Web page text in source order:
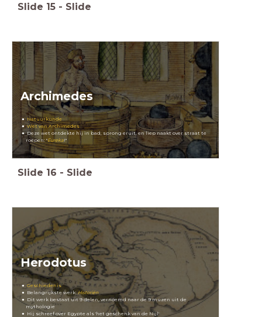
Slide 15 - Slide
Archimedes
Natuurkunde
Wet van Archimedes
Deze wet ontdekte hij in bad, sprong eruit,en liep naakt over straat te
roepen: "Eureka!"
Slide 16 - Slide
Herodotus
Geschiedenis
Belangrijkste werk:Historiën
Dit werk bestaat uit 9 delen, vernoemd naar de 9 muzen uit de
mythologie
Hij schreef over Egypte als 'het geschenk van de Nijl'